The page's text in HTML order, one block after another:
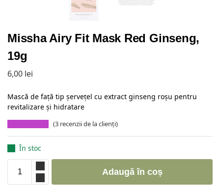
Missha Airy Fit Mask Red Ginseng,
19g
6,00 lei
Mască de față tip șervețel cu extract ginseng roșu pentru
revitalizare și hidratare
(3 recenzii de la clienți)
În stoc
Adaugă în coș